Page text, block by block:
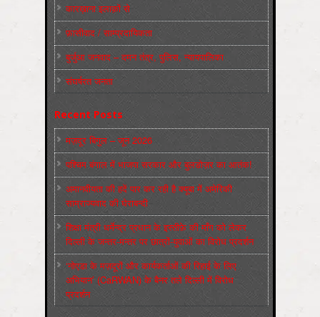
कारख़ाना इलाक़ों से
फ़ासीवाद / साम्‍प्रदायिकता
बुर्जुआ जनवाद – दमन तंत्र, पुलिस, न्‍यायपालिका
संघर्षरत जनता
Recent Posts
मज़दूर बिगुल – जून 2026
पश्चिम बंगाल में भाजपा सरकार और बुलडोज़र का आतंक!
अमानवीयता की हदें पार कर रही है क्यूबा में अमेरिकी
साम्राज्यवाद की घेराबन्दी
शिक्षा मंत्री धर्मेन्द्र प्रधान के इस्तीफ़े की माँग को लेकर
दिल्ली के जन्तर-मन्तर पर छात्रों-युवाओं का विरोध प्रदर्शन
‘नोएडा के मज़दूरों और कार्यकर्ताओं की रिहाई के लिए
अभियान’ (CaRWAN) के बैनर तले दिल्ली में विरोध
प्रदर्शन